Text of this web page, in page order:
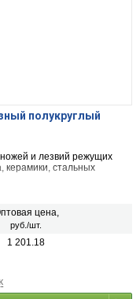
полукруглый
и лезвий режущих
керамики, стальных
цена,
руб./шт.
1 201.18